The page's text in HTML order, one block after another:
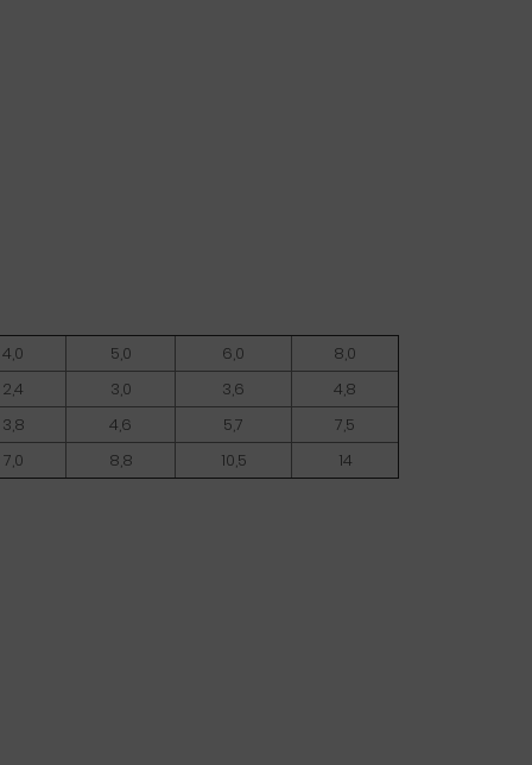
4,0 5,0 6,0
8,0
2,4 3,0 3,6
4,8
3,8 4,6 5,7
7,5
7,0 8,8 10,5
14